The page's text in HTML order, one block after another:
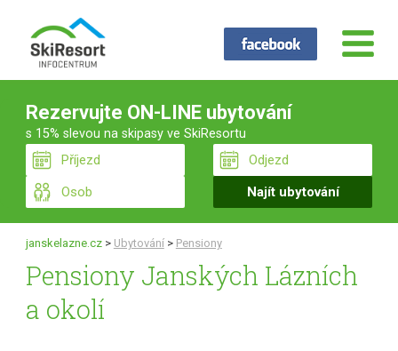
Rezervujte ON-LINE ubytování
s 15% slevou na skipasy ve SkiResortu
janskelazne.cz> Ubytování> Pensiony
Pensiony Janských Lázních
a okolí